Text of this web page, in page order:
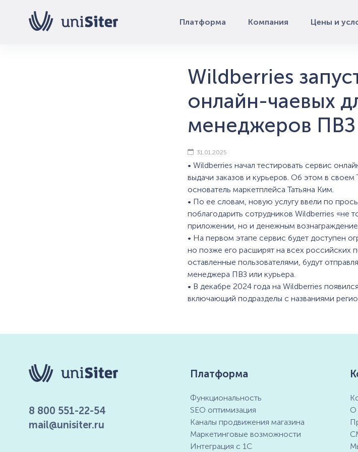
Платформа Компания Цены и
Wildberries
онлайн-чаевых
менеджеров ПВЗ
31.01.2025
• Wildberries начал тестировать сервис
выдачи заказов и курьеров. Об этом в
основатель маркетплейса Татьяна Ким.
• По ее словам, новую услугу ввели по
поблагодарить сотрудников Wildberries «не
приложении, но и денежным
• На первом этапе сервис будет доступен
но позже его расширят на всех российских
оставленные пользователями, будут
менеджера ПВЗ или курьера.
• В декабре 2024 года на Wildberries
включающий подразделы с названиями
8 800 551-22-54
mail@unisiter.ru
Платформа
Функциональность
SEO оптимизация
Каналы продвижения магазина
Маркетинговые возможности
Интеграция с 1С
О